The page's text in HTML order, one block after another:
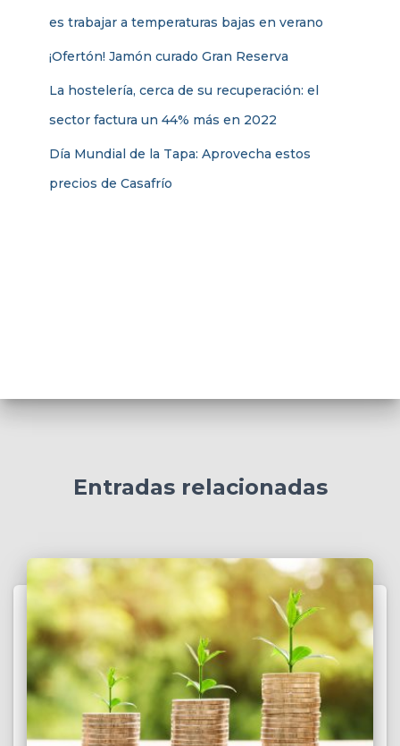
es trabajar a temperaturas bajas en verano
¡Ofertón! Jamón curado Gran Reserva
La hostelería, cerca de su recuperación: el
sector factura un 44% más en 2022
Día Mundial de la Tapa: Aprovecha estos
precios de Casafrío
Entradas relacionadas